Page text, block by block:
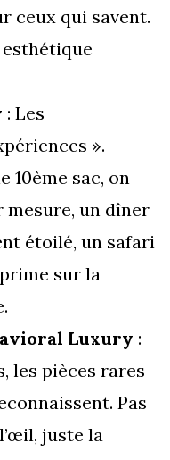
ceux qui savent.
: Les
».
10ème sac, on
mesure, un dîner
étoilé, un safari
sur la
Luxury :
les pièces rares
Pas
juste la